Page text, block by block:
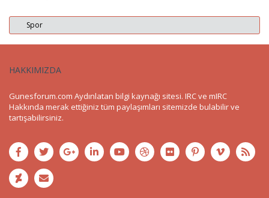
Spor
HAKKIMIZDA
Gunesforum.com Aydınlatan bilgi kaynağı sitesi. IRC ve mIRC
Hakkında merak ettiğiniz tüm paylaşımları sitemizde bulabilir ve
tartışabilirsiniz.